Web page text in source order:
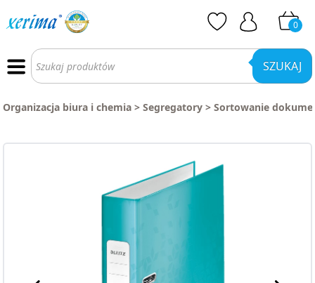
0
Wyszukiwarka
produktów SZUKAJ
Organizacja biura i chemia > Segregatory > Sortowanie